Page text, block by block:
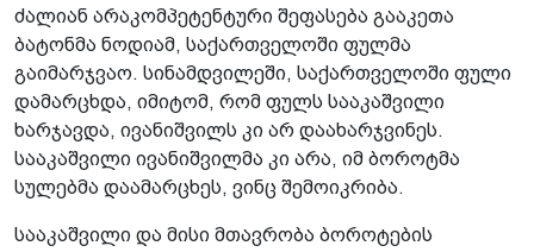
ძალიან არაკომპეტენტური შეფასება გააკეთა
ბატონმა ნოდიამ, საქართველოში ფულმა
გაიმარჯვაო. სინამდვილეში, საქართველოში ფული
დამარცხდა, იმიტომ, რომ ფულს სააკაშვილი
ხარჯავდა, ივანიშვილს კი არ დაახარჯვინეს.
სააკაშვილი ივანიშვილმა კი არა, იმ ბოროტმა
სულებმა დაამარცხეს, ვინც შემოიკრიბა.
სააკაშვილი და მისი მთავრობა ბოროტების